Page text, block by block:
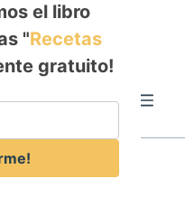
el libro
"Recetas
gratuito!